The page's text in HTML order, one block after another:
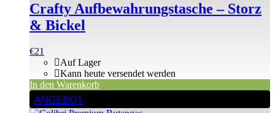
Crafty Aufbewahrungstasche – Storz
& Bickel
€21
Auf Lager
Kann heute versendet werden
In den Warenkorb
ANGEBOT